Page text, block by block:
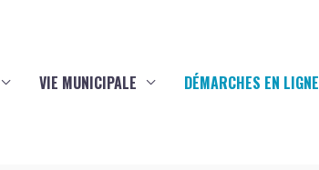
VIE MUNICIPALE DÉMARCHES EN LIGNE